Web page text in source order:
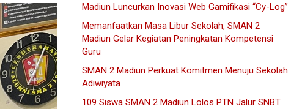
Madiun Luncurkan Inovasi Web Gamifikasi “Cy-Log”
Memanfaatkan Masa Libur Sekolah, SMAN 2
Madiun Gelar Kegiatan Peningkatan Kompetensi
Guru
SMAN 2 Madiun Perkuat Komitmen Menuju Sekolah
Adiwiyata
109 Siswa SMAN 2 Madiun Lolos PTN Jalur SNBT